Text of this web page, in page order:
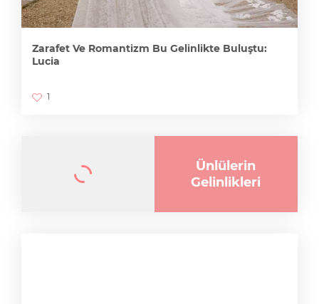
Zarafet Ve Romantizm Bu Gelinlikte Buluştu:
Lucia
1
Ünlülerin
Gelinlikleri